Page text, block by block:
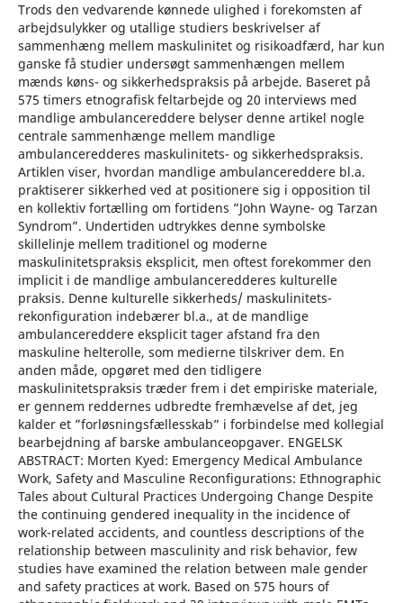
Trods den vedvarende kønnede ulighed i forekomsten af
arbejdsulykker og utallige studiers beskrivelser af
sammenhæng mellem maskulinitet og risikoadfærd, har kun
ganske få studier undersøgt sammenhængen mellem
mænds køns- og sikkerhedspraksis på arbejde. Baseret på
575 timers etnografisk feltarbejde og 20 interviews med
mandlige ambulancereddere belyser denne artikel nogle
centrale sammenhænge mellem mandlige
ambulanceredderes maskulinitets- og sikkerhedspraksis.
Artiklen viser, hvordan mandlige ambulancereddere bl.a.
praktiserer sikkerhed ved at positionere sig i opposition til
en kollektiv fortælling om fortidens ”John Wayne- og Tarzan
Syndrom”. Undertiden udtrykkes denne symbolske
skillelinje mellem traditionel og moderne
maskulinitetspraksis eksplicit, men oftest forekommer den
implicit i de mandlige ambulanceredderes kulturelle
praksis. Denne kulturelle sikkerheds/ maskulinitets-
rekonfiguration indebærer bl.a., at de mandlige
ambulancereddere eksplicit tager afstand fra den
maskuline helterolle, som medierne tilskriver dem. En
anden måde, opgøret med den tidligere
maskulinitetspraksis træder frem i det empiriske materiale,
er gennem reddernes udbredte fremhævelse af det, jeg
kalder et ”forløsningsfællesskab” i forbindelse med kollegial
bearbejdning af barske ambulanceopgaver. ENGELSK
ABSTRACT: Morten Kyed: Emergency Medical Ambulance
Work, Safety and Masculine Reconfigurations: Ethnographic
Tales about Cultural Practices Undergoing Change Despite
the continuing gendered inequality in the incidence of
work-related accidents, and countless descriptions of the
relationship between masculinity and risk behavior, few
studies have examined the relation between male gender
and safety practices at work. Based on 575 hours of